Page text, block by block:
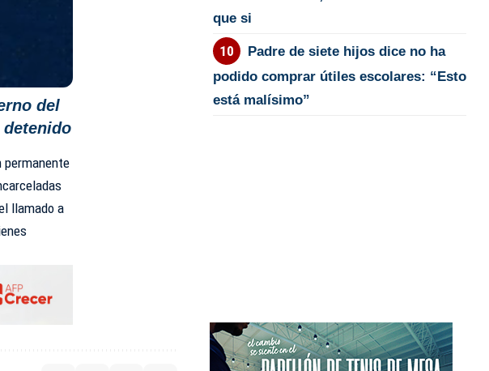
del
permanente
llamado a
que si
Padre de siete hijos dice no ha
podido comprar útiles escolares: “Esto
está malísimo”